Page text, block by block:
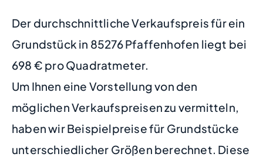
Der durchschnittliche Verkaufspreis für ein
Grundstück in 85276 Pfaffenhofen liegt bei
698 € pro Quadratmeter.
Um Ihnen eine Vorstellung von den
möglichen Verkaufspreisen zu vermitteln,
haben wir Beispielpreise für Grundstücke
unterschiedlicher Größen berechnet. Diese